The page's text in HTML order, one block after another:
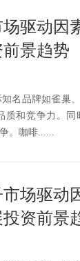
驱动因
景趋势
名品牌如雀巢
质和竞争力。
。咖啡......
场驱动
资前景